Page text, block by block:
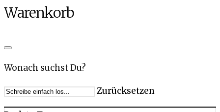
Warenkorb
Wonach suchst Du?
Zurücksetzen